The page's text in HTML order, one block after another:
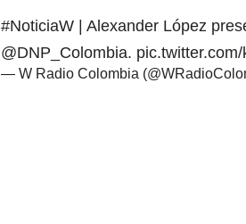
#NoticiaW | Alexander López
@DNP_Colombia.
— W Radio Colombia